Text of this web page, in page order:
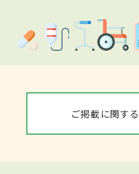
ご掲載に関す